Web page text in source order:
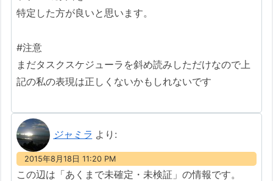
特定した方が良いと思います。
#注意
まだタスクスケジューラを斜め読みしただけなので上
記の私の表現は正しくないかもしれないです
ジャミラ より:
2015年8月18日 11:20 PM
この辺は「あくまで未確定・未検証」の情報です。